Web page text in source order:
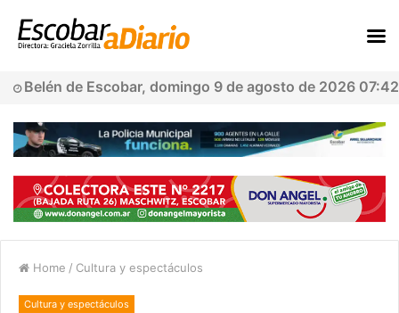
Belén de Escobar, domingo 9 de agosto de 2026 07:42
Home / Cultura y espectáculos
Cultura y espectáculos